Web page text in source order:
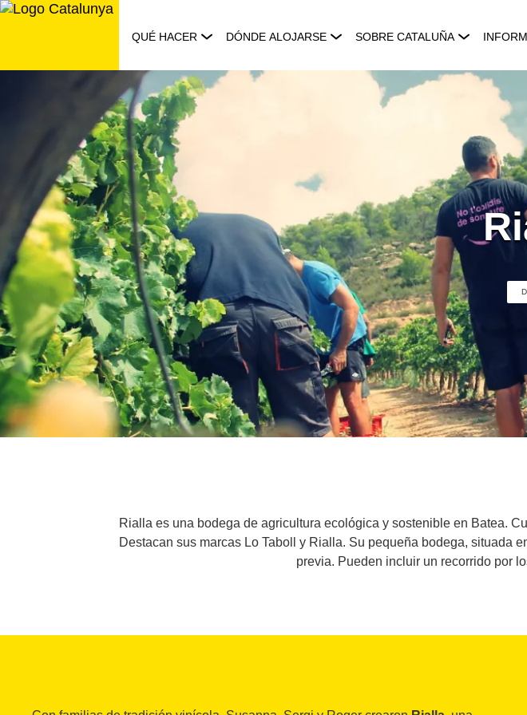
Saltar
QUÉ HACER DÓNDE ALOJARSE SOBRE CATALUÑA
Rialla es una bodega de agricultura ecológica y sostenible en Batea.
Destacan sus marcas Lo Taboll y Rialla. Su pequeña bodega, situada
previa. Pueden incluir un recorrido por